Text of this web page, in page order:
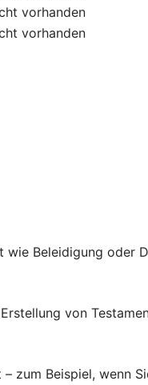
vorhanden
vorhanden
wie Beleidigung oder
von
zum Beispiel, wenn